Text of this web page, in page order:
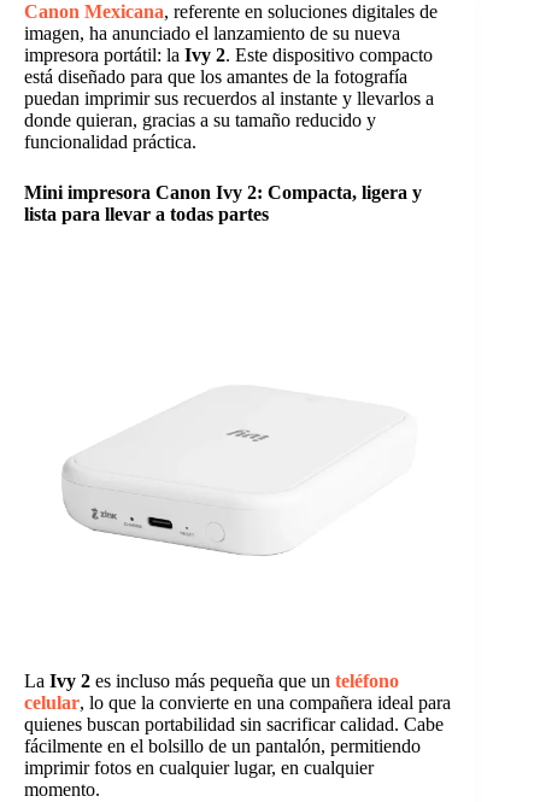
Canon Mexicana, referente en soluciones digitales de
imagen, ha anunciado el lanzamiento de su nueva
impresora portátil: la Ivy 2. Este dispositivo compacto
está diseñado para que los amantes de la fotografía
puedan imprimir sus recuerdos al instante y llevarlos a
donde quieran, gracias a su tamaño reducido y
funcionalidad práctica.
Mini impresora Canon Ivy 2: Compacta, ligera y
lista para llevar a todas partes
La Ivy 2 es incluso más pequeña que un teléfono
celular, lo que la convierte en una compañera ideal para
quienes buscan portabilidad sin sacrificar calidad. Cabe
fácilmente en el bolsillo de un pantalón, permitiendo
imprimir fotos en cualquier lugar, en cualquier
momento.